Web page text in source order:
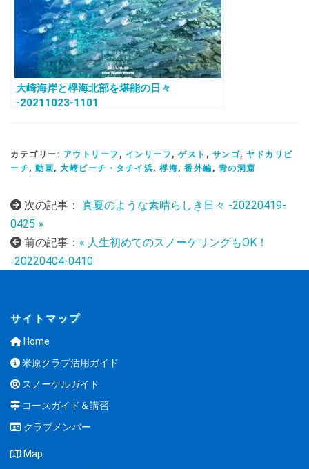
大崎海岸と桴海北部を堪能の日々
-20211023-1101
カテゴリー: アウトリーフ , インリーフ , ゲスト , サンゴ, ヤドカリビ
ーチ, 動画, 大崎ビーチ・タチイ浜, 桴海, 番外編 , 青の洞窟
次の記事： 真夏のような素晴らしき日々 -20220419-
0425 »
前の記事： « 人生初めてのスノーケリングもOK！
-20220404-0410
サイトマップ
Home
米原クラブ活用ガイド
スノーケルガイド
コースガイド＆講習
クラブメンバー
Map